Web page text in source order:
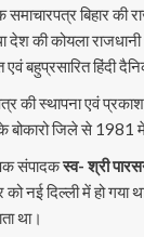
समाचारपत्र बिहार की
देश की कोयला
एवं बहुप्रसारित हिंदी
की स्थापना एवं
बोकारो जिले से
संपादकस्व- श्री
नई दिल्ली में हो गया
था।